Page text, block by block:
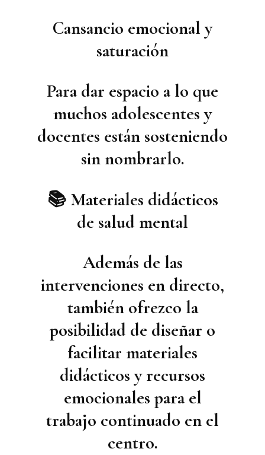
Cansancio emocional y
saturación
Para dar espacio a lo que
muchos adolescentes y
docentes están sosteniendo
sin nombrarlo.
📚 Materiales didácticos
de salud mental
Además de las
intervenciones en directo,
también ofrezco la
posibilidad de diseñar o
facilitar materiales
didácticos y recursos
emocionalespara el
trabajo continuado en el
centro.